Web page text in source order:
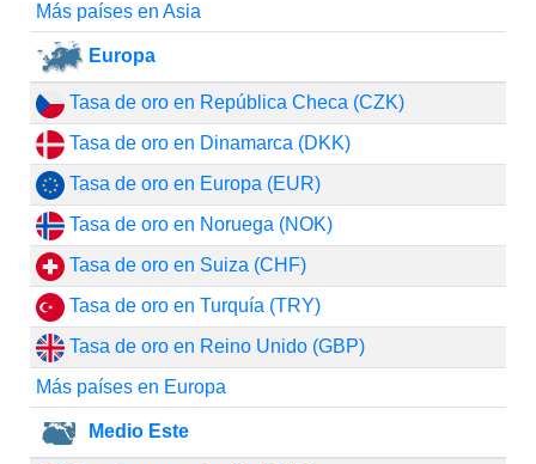
Más países en Asia
Europa
Tasa de oro en República Checa (CZK)
Tasa de oro en Dinamarca (DKK)
Tasa de oro en Europa (EUR)
Tasa de oro en Noruega (NOK)
Tasa de oro en Suiza (CHF)
Tasa de oro en Turquía (TRY)
Tasa de oro en Reino Unido (GBP)
Más países en Europa
Medio Este